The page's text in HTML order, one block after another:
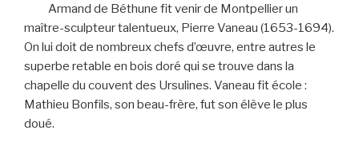
Armand de Béthune fit venir de Montpellier un
maître-sculpteur talentueux, Pierre Vaneau (1653-1694).
On lui doit de nombreux chefs d’œuvre, entre autres le
superbe retable en bois doré qui se trouve dans la
chapelle du couvent des Ursulines. Vaneau fit école :
Mathieu Bonfils, son beau-frère, fut son élève le plus
doué.